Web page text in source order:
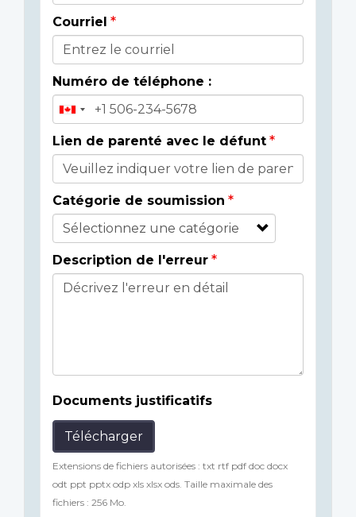
Courriel
Numéro de téléphone :
Lien de parenté avec le défunt
Catégorie de soumission
Description de l'erreur
Documents justificatifs
Télécharger
Extensions de fichiers autorisées : txt rtf pdf doc docx
odt ppt pptx odp xls xlsx ods. Taille maximale des
fichiers : 256 Mo.